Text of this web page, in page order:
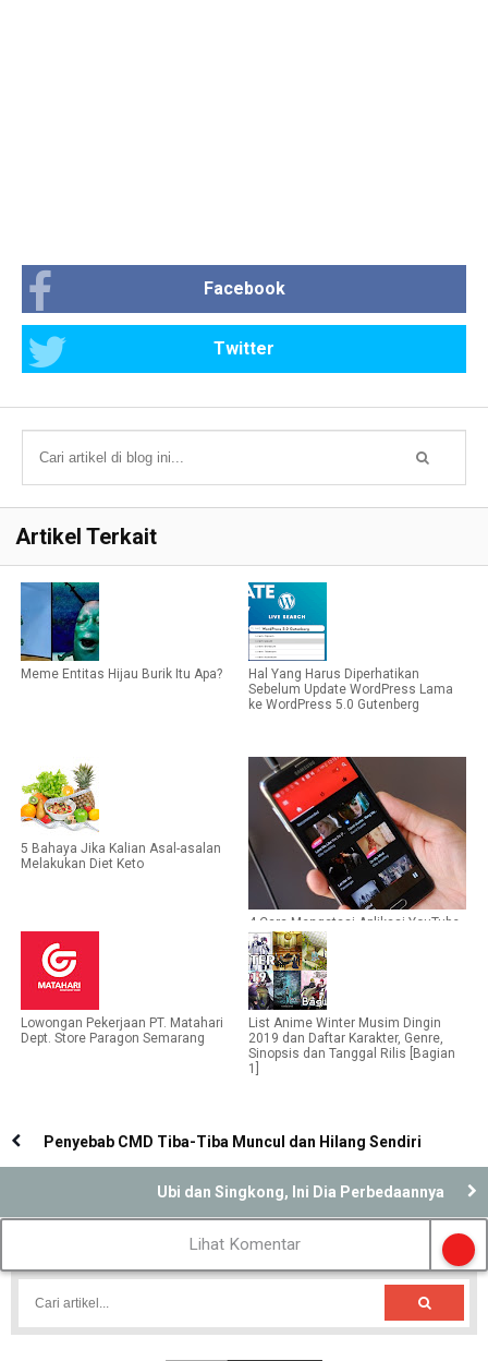
Facebook
Twitter
Artikel Terkait
Meme Entitas Hijau Burik Itu Apa?
Hal Yang Harus Diperhatikan
Sebelum Update WordPress Lama
ke WordPress 5.0 Gutenberg
5 Bahaya Jika Kalian Asal-asalan
Melakukan Diet Keto
4 Cara Mengatasi Aplikasi YouTube
Tidak Bisa Dibuka Muter Terus
Lowongan Pekerjaan PT. Matahari
Dept. Store Paragon Semarang
List Anime Winter Musim Dingin
2019 dan Daftar Karakter, Genre,
Sinopsis dan Tanggal Rilis [Bagian
1]
Penyebab CMD Tiba-Tiba Muncul dan Hilang Sendiri
Ubi dan Singkong, Ini Dia Perbedaannya
Lihat Komentar